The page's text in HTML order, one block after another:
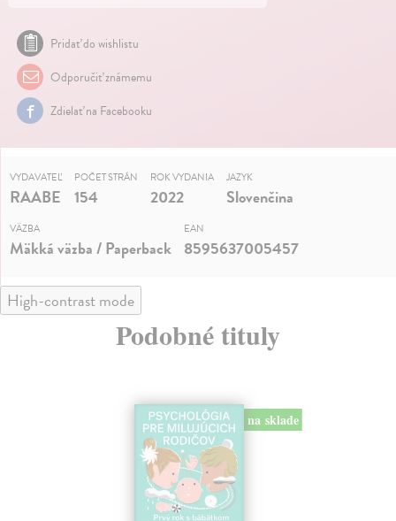
Pridať do wishlistu
Odporučiť známemu
Zdielať na Facebooku
VYDAVATEĽ
RAABE
POČET STRÁN
154
ROK VYDANIA
2022
JAZYK
Slovenčina
VÄZBA
Mäkká väzba / Paperback
EAN
8595637005457
High-contrast mode
Podobné tituly
na sklade